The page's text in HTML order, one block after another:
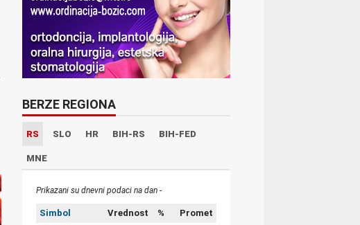
BERZE REGIONA
RS SLO HR BIH-RS BIH-FED
MNE
Prikazani su dnevni podaci na dan -
Simbol Vrednost %
Promet